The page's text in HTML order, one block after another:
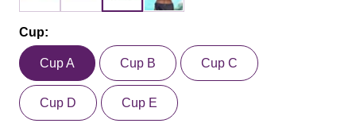
Cup:
Cup A Cup B Cup C
Cup D Cup E